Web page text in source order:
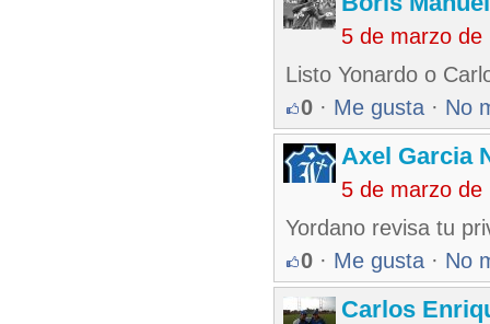
5 de marzo de
Listo Yonardo o
0 · Me gusta · No
Axel Garcia
5 de marzo de
Yordano revisa tu
0 · Me gusta · No
Carlos